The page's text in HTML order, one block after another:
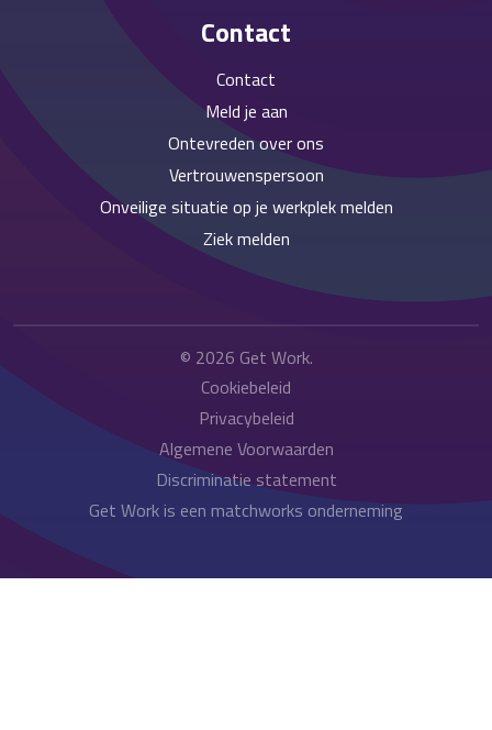
Contact
Contact
Meld je aan
Ontevreden over ons
Vertrouwenspersoon
Onveilige situatie op je werkplek melden
Ziek melden
© 2026 Get Work.
Cookiebeleid
Privacybeleid
Algemene Voorwaarden
Discriminatie statement
Get Work is een matchworks onderneming